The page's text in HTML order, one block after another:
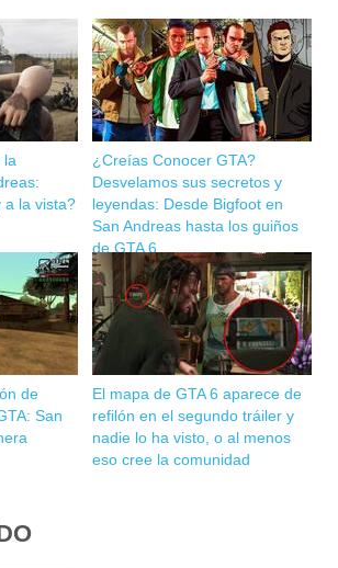
la
a la vista?
¿Creías Conocer GTA?
Desvelamos sus secretos y
leyendas: Desde Bigfoot en
San Andreas hasta los guiños
de GTA 6
de
San
El mapa de GTA 6 aparece de
refilón en el segundo tráiler y
nadie lo ha visto, o al menos
eso cree la comunidad